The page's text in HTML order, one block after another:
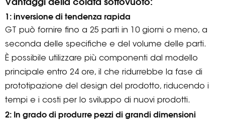
1: inversione di tendenza rapida
GT può fornire fino a 25 parti in 10 giorni o meno, a
seconda delle specifiche e del volume delle parti.
È possibile utilizzare più componenti dal modello
principale entro 24 ore, il che ridurrebbe la fase di
prototipazione del design del prodotto, riducendo i
tempi e i costi per lo sviluppo di nuovi prodotti.
2: In grado di produrre pezzi di grandi dimensioni